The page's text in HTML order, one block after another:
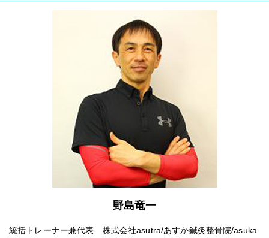
野島竜一
統括トレーナー兼代表 株式会社asutra/あすか鍼灸整骨院/asuka